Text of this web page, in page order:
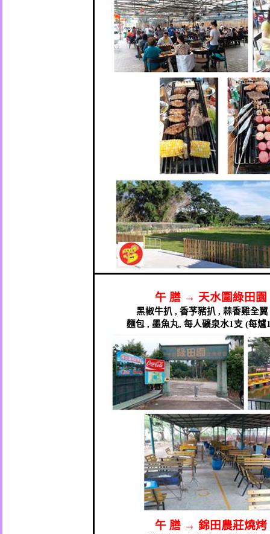
午 膳→ 天水圍綠田園
黑椒牛扒 , 香芧豬扒 , 蒜香雞全翼
麵包 ,墨魚丸,每人礦泉水1 支 (每爐
午 膳→ 錦田農莊燒烤